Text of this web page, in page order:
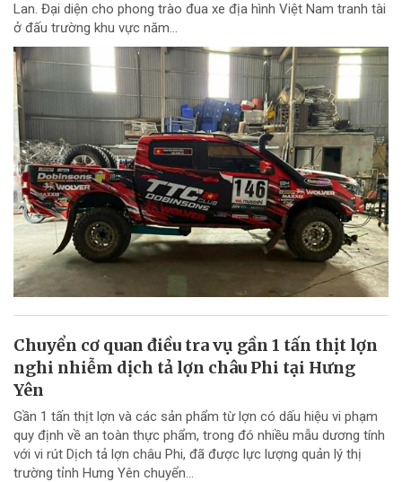
Lan. Đại diện cho phong trào đua xe địa hình Việt Nam tranh tài
ở đấu trường khu vực năm...
Chuyển cơ quan điều tra vụ gần 1 tấn thịt lợn
nghi nhiễm dịch tả lợn châu Phi tại Hưng
Yên
Gần 1 tấn thịt lợn và các sản phẩm từ lợn có dấu hiệu vi phạm
quy định về an toàn thực phẩm, trong đó nhiều mẫu dương tính
với vi rút Dịch tả lợn châu Phi, đã được lực lượng quản lý thị
trường tỉnh Hưng Yên chuyển...